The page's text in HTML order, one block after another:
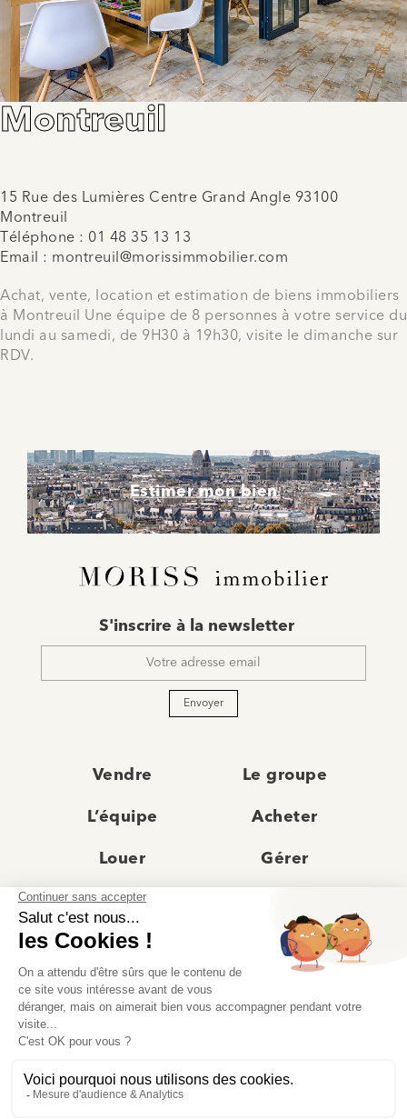
Montreuil
15 Rue des Lumières Centre Grand Angle 93100
Montreuil
Téléphone : 01 48 35 13 13
Email : montreuil@morissimmobilier.com
Achat, vente, location et estimation de biens immobiliers
à Montreuil Une équipe de 8 personnes à votre service du
lundi au samedi, de 9H30 à 19h30, visite le dimanche sur
RDV.
Estimer mon bien
mail
S'inscrire à la newsletter
Envoyer
Vendre Le groupe
L’équipe Acheter
Louer Gérer
Actualités
Recrutement Avis clients
Prestige
© Moriss Immobilier 2025 – Tous droits réservés –
Politique de confidentialité